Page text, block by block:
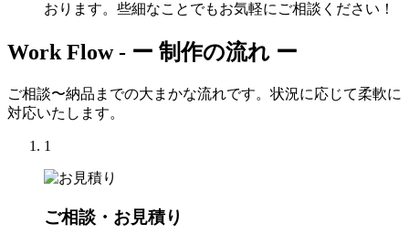
おります。些細なことでもお気軽にご相談ください！
Work Flow - ー 制作の流れ ー
ご相談〜納品までの大まかな流れです。状況に応じて柔軟に
対応いたします。
1
ご相談・お見積り